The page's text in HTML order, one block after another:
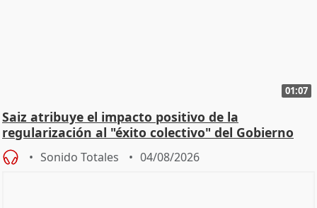
01:07
Saiz atribuye el impacto positivo de la
regularización al "éxito colectivo" del Gobierno
Sonido Totales 04/08/2026